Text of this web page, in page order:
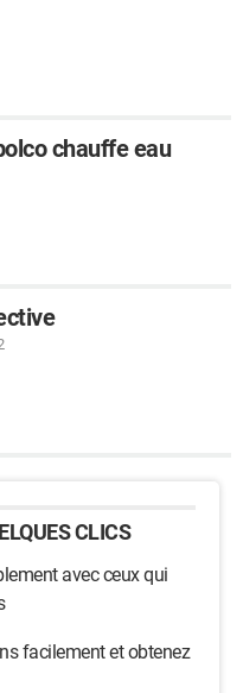
chauffe eau
CLICS
avec ceux qui
facilement et obtenez